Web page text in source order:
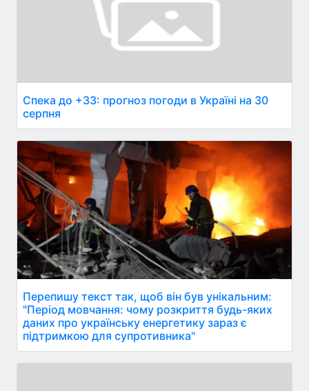
Спека до +33: прогноз погоди в Україні на 30
серпня
Перепишу текст так, щоб він був унікальним:
"Період мовчання: чому розкриття будь-яких
даних про українську енергетику зараз є
підтримкою для супротивника"